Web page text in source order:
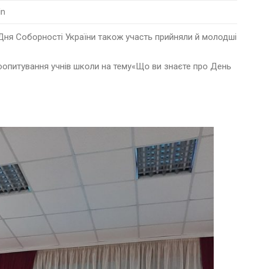
Соборності України також участь прийняли й молодші
учнів школи на тему«Що ви знаєте про День